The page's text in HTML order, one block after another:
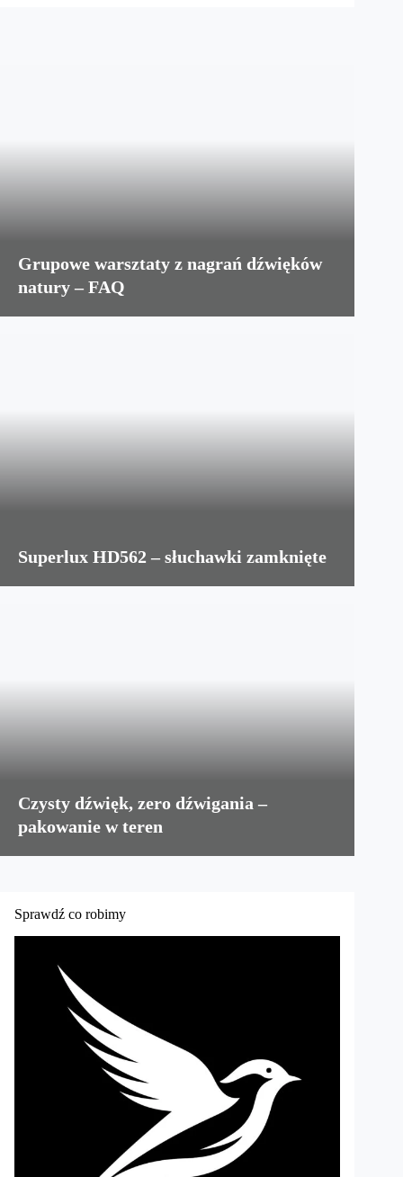
Grupowe warsztaty z nagrań dźwięków
natury – FAQ
Superlux HD562 – słuchawki zamknięte
Czysty dźwięk, zero dźwigania –
pakowanie w teren
Sprawdź co robimy